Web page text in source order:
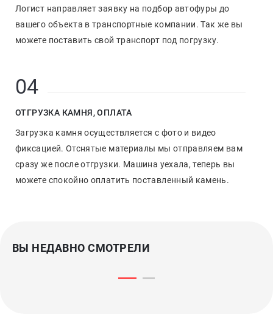
Логист направляет заявку на подбор автофуры до
вашего объекта в транспортные компании. Так же вы
можете поставить свой транспорт под погрузку.
04
ОТГРУЗКА КАМНЯ, ОПЛАТА
Загрузка камня осуществляется с фото и видео
фиксацией. Отснятые материалы мы отправляем вам
сразу же после отгрузки. Машина уехала, теперь вы
можете спокойно оплатить поставленный камень.
ВЫ НЕДАВНО СМОТРЕЛИ